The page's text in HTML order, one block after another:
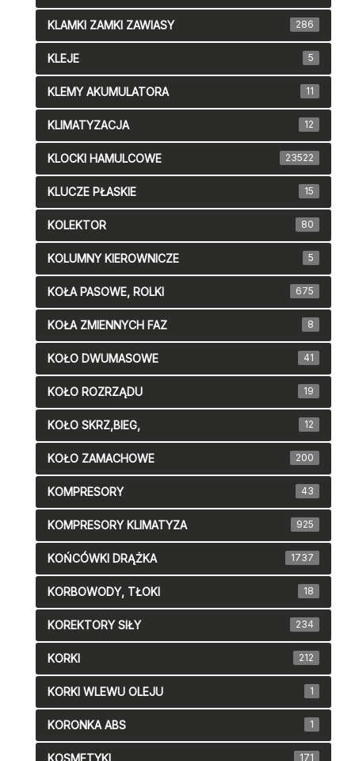
KLAMKI ZAMKI ZAWIASY 286
KLEJE 5
KLEMY AKUMULATORA 11
KLIMATYZACJA 12
KLOCKI HAMULCOWE 23522
KLUCZE PŁASKIE 15
KOLEKTOR 80
KOLUMNY KIEROWNICZE 5
KOŁA PASOWE, ROLKI 675
KOŁA ZMIENNYCH FAZ 8
KOŁO DWUMASOWE 41
KOŁO ROZRZĄDU 19
KOŁO SKRZ,BIEG, 12
KOŁO ZAMACHOWE 200
KOMPRESORY 43
KOMPRESORY KLIMATYZA 925
KOŃCÓWKI DRĄŻKA 1737
KORBOWODY, TŁOKI 18
KOREKTORY SIŁY 234
KORKI 212
KORKI WLEWU OLEJU 1
KORONKA ABS 1
171